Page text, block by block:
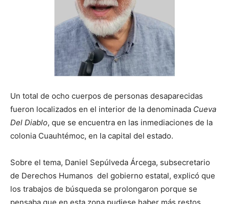
Un total de ocho cuerpos de personas desaparecidas
fueron localizados en el interior de la denominada Cueva
Del Diablo, que se encuentra en las inmediaciones de la
colonia Cuauhtémoc, en la capital del estado.
Sobre el tema, Daniel Sepúlveda Árcega, subsecretario
de Derechos Humanos del gobierno estatal, explicó que
los trabajos de búsqueda se prolongaron porque se